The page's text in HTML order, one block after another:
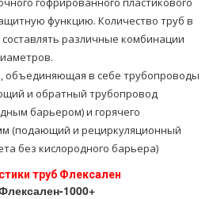
функцию. Количество труб в
различные комбинации
объединяющая в себе тpубопроводы
и обратный тpубопровод
барьером) и горячего
(подающий и рециркуляционный
без кислородного барьера)
тpуб Флексален
1000+